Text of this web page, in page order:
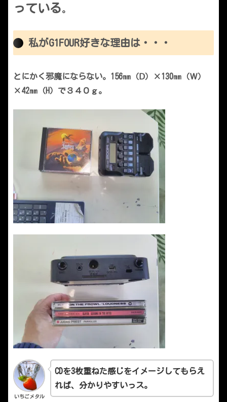
っている。
私がG1FOUR好きな理由は・・・
とにかく邪魔にならない。156㎜（Ⅾ）×130㎜（Ｗ）
×42㎜（H）で３４０ｇ。
いちごメタル
CDを3枚重ねた感じをイメージしてもらえ
れば、分かりやすいっス。